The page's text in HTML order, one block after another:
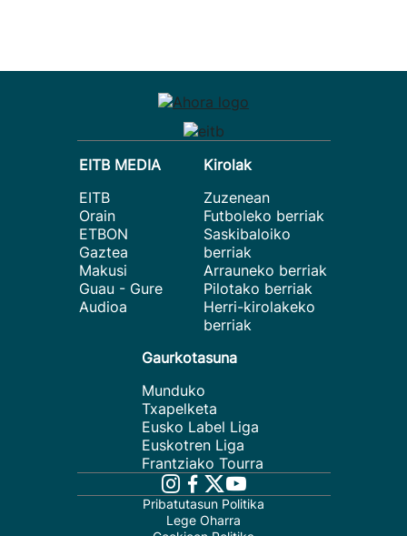
EITB MEDIA
EITB
Orain
ETBON
Gaztea
Makusi
Guau - Gure
Audioa
Kirolak
Zuzenean
Futboleko berriak
Saskibaloiko
berriak
Arrauneko berriak
Pilotako berriak
Herri-kirolakeko
berriak
Gaurkotasuna
Munduko
Txapelketa
Eusko Label Liga
Euskotren Liga
Frantziako Tourra
Pribatutasun Politika
Lege Oharra